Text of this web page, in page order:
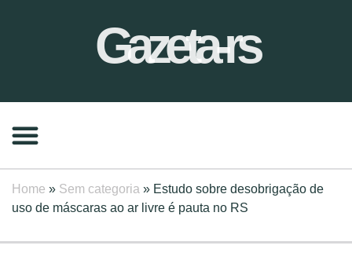
Gazeta-rs
Home » Sem categoria » Estudo sobre desobrigação de
uso de máscaras ao ar livre é pauta no RS